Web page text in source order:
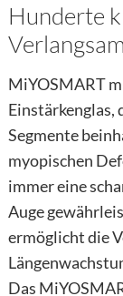
Hunderte
MiYOSMART
Einstärkenglas,
Segmente
myopischen
immer eine
Auge
ermöglicht die
Das